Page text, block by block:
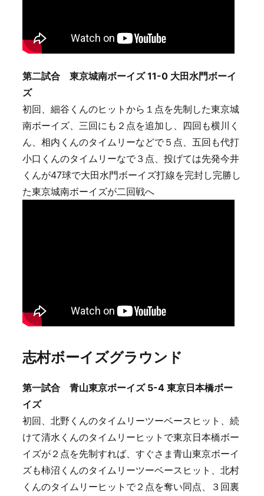
第二試合 東京城南ボーイズ 11-0 大田水門ボーイ
ズ
初回、細谷くんのヒットから１点を先制した東京城
南ボーイズ、三回にも２点を追加し、四回も横川く
ん、相内くんのタイムリーなどで５点、五回も代打
小口くんのタイムリーなで３点、投げては先発今井
くんが47球で大田水門ボーイズ打線を完封し完勝し
た東京城南ボーイズが二回戦へ
志村ボーイズグラウンド
第一試合 青山東京ボーイズ 5-4 東京日本橋ボー
イズ
初回、北野くんのタイムリーツーベースヒット、続
けて清水くんのタイムリーヒットで東京日本橋ボー
イズが２点を先制すれば、すぐさま青山東京ボーイ
ズも柿沼くんのタイムリーツーベースヒット、北村
くんのタイムリーヒットで２点を奪い同点、３回裏